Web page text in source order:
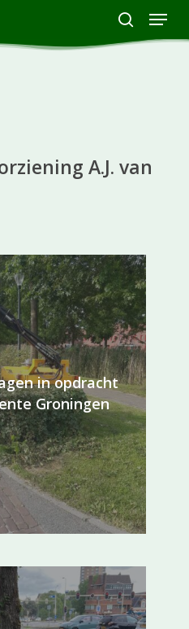
search
Menu
A.J. van
in opdracht
Groningen